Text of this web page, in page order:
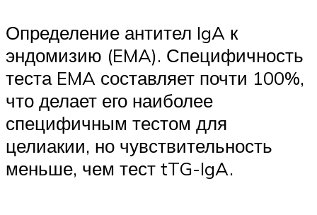
Определение антител IgA к
эндомизию (EMA). Специфичность
теста EMA составляет почти 100%,
что делает его наиболее
специфичным тестом для
целиакии, но чувствительность
меньше, чем тест tTG-IgA.